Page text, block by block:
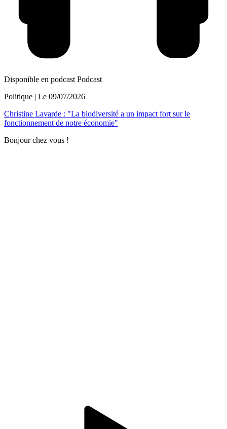
Disponible en podcast Podcast
Politique | Le 09/07/2026
Christine Lavarde : "La biodiversité a un impact fort sur le
fonctionnement de notre économie"
Bonjour chez vous !